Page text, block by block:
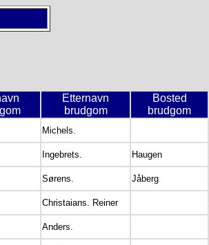
Etternavn
brudgom
Bosted
brudgom
Michels.
Ingebrets. Haugen
Sørens. Jåberg
Christaians. Reiner
Anders.